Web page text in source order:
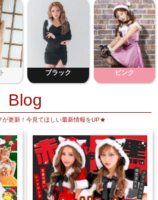
ブラック ピンク
Blog
が更新！今見てほしい最新情報をUP★